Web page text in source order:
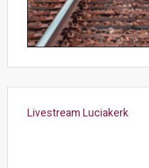
Livestream Luciakerk